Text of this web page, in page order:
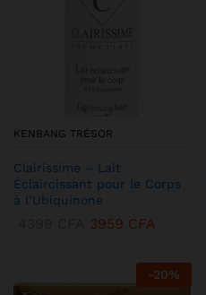
KENBANG TRÉSOR
Clairissime – Lait
Éclaircissant pour le Corps
à l’Ubiquinone
3959 CFA
-20%